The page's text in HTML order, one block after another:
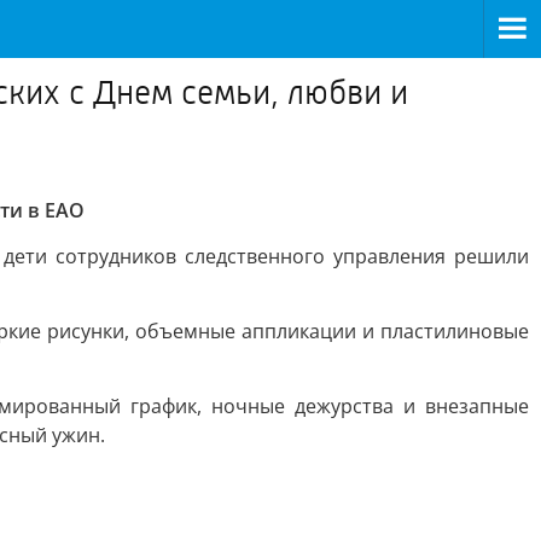
с Днем семьи, любви и
в ЕАО
сотрудников следственного управления решили
рисунки, объемные аппликации и пластилиновые
график, ночные дежурства и внезапные
ужин.